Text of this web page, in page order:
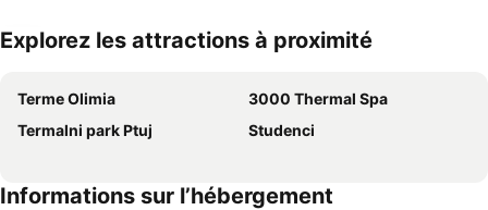
Explorez les attractions à proximité
Terme Olimia
3000 Thermal Spa
Termalni park Ptuj
Studenci
Informations sur l’hébergement